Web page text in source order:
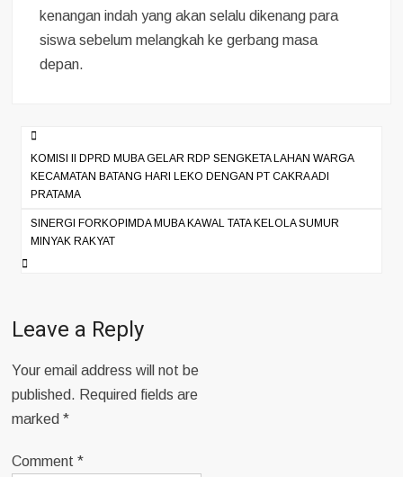
kenangan indah yang akan selalu dikenang para
siswa sebelum melangkah ke gerbang masa
depan.
Post
navigation
KOMISI II DPRD MUBA GELAR RDP SENGKETA LAHAN WARGA
KECAMATAN BATANG HARI LEKO DENGAN PT CAKRA ADI
PRATAMA
SINERGI FORKOPIMDA MUBA KAWAL TATA KELOLA SUMUR
MINYAK RAKYAT
Leave a Reply
Your email address will not be
published. Required fields are
marked*
Comment*